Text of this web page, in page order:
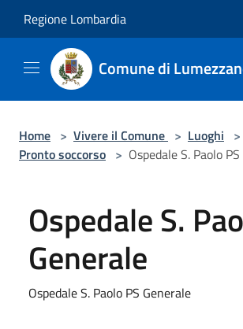
Regione Lombardia
Comune di
Home > Vivere il Comune > Luoghi >
Pronto soccorso > Ospedale S. Paolo
Ospedale S.
Generale
Ospedale S. Paolo PS Generale